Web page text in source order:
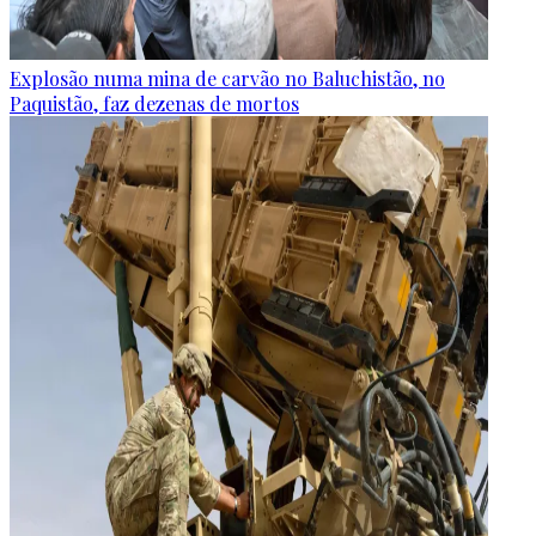
Explosão numa mina de carvão no Baluchistão, no
Paquistão, faz dezenas de mortos